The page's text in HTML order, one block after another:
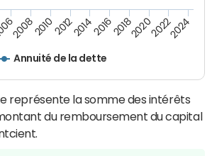
Annuité de la dette
200820102012201420162018202020222024
représente la somme des intérêts
du remboursement du capital